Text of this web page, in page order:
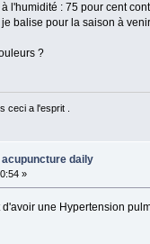
l'humidité : 75 pour cent
balise pour la saison à
?
ceci a l'esprit .
daily
»
une Hypertension